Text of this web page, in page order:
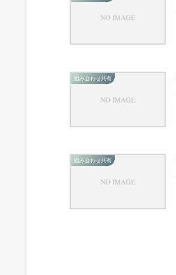
組み合わせ共有
組み合わせ共有